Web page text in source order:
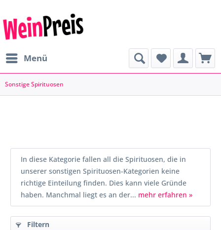
Menü
Sonstige Spirituosen
In diese Kategorie fallen all die Spirituosen, die in
unserer sonstigen Spirituosen-Kategorien keine
richtige Einteilung finden. Dies kann viele Gründe
haben. Manchmal liegt es an der... mehr erfahren »
Filtern